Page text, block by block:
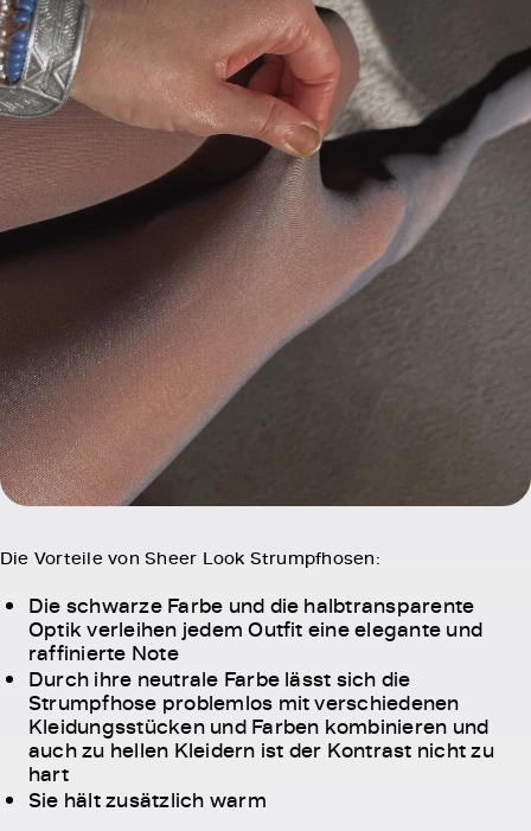
Die Vorteile von Sheer Look Strumpfhosen:
Die schwarze Farbe und die halbtransparente
Optik verleihen jedem Outfit eine elegante und
raffinierte Note
Durch ihre neutrale Farbe lässt sich die
Strumpfhose problemlos mit verschiedenen
Kleidungsstücken und Farben kombinieren und
auch zu hellen Kleidern ist der Kontrast nicht zu
hart
Sie hält zusätzlich warm